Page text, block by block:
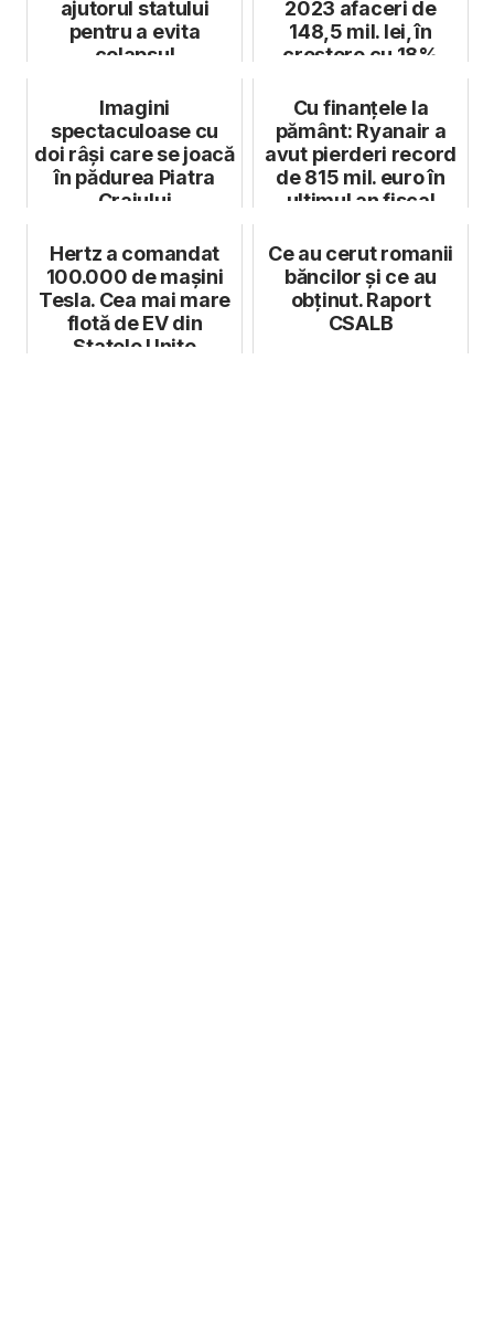
ajutorul statului
pentru a evita
colapsul
2023 afaceri de
148,5 mil. lei, în
creștere cu 18%
Imagini
spectaculoase cu
doi râși care se joacă
în pădurea Piatra
Craiului
Cu finanțele la
pământ: Ryanair a
avut pierderi record
de 815 mil. euro în
ultimul an fiscal
Hertz a comandat
100.000 de mașini
Tesla. Cea mai mare
flotă de EV din
Statele Unite
Ce au cerut romanii
băncilor și ce au
obținut. Raport
CSALB